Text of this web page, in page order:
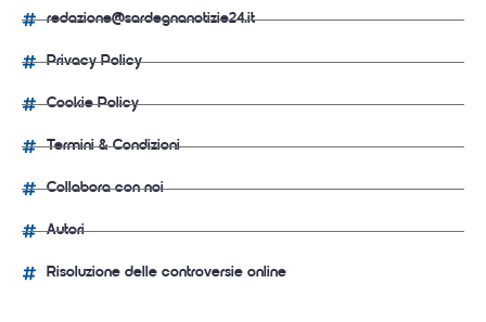
redazione@sardegnanotizie24.it
Privacy Policy
Cookie Policy
Termini & Condizioni
Collabora con noi
Autori
Risoluzione delle controversie online